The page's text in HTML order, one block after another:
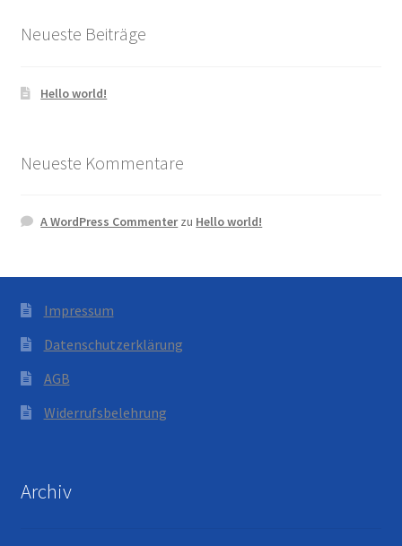
Neueste Beiträge
Hello world!
Neueste Kommentare
A WordPress Commenterzu Hello world!
Impressum
Datenschutzerklärung
AGB
Widerrufsbelehrung
Archiv